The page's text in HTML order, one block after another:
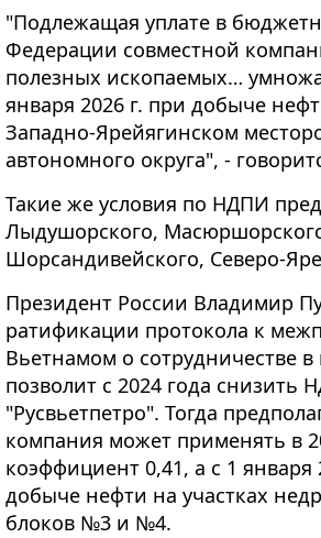
"Подлежащая уплате в
Федерации совместной
полезных ископаемых…
января 2026 г​​​. при добыче
Западно-Ярейягинском
автономного округа", -
Такие же условия по НДПИ
Лыдушорского,
Шорсандивейского, Северо-
Президент России Владимир
ратификации протокола к
Вьетнамом о сотрудничестве
позволит с 2024 года
"Русвьетпетро". Тогда
компания может применять в
коэффициент 0,41, а с 1
добыче нефти на участках
блоков №3 и №4.